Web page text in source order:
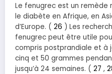
Le fenugrec est un
le diabète en Afrique, en
d’Europe. ( 26 ) Les
fenugrec peut être utile
compris postprandiale et à
cinq et 50 grammes
jusqu’à 24 semaines. ( 27 ,